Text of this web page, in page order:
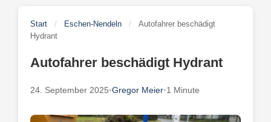
Start / Eschen-Nendeln /
Autofahrer beschädigt
Hydrant
Autofahrer beschädigt Hydrant
24. September 2025•Gregor Meier•1 Minute